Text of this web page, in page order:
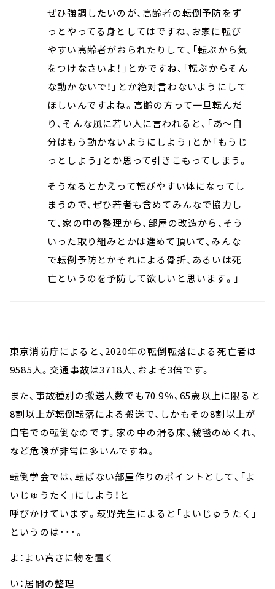
ぜひ強調したいのが、高齢者の転倒予防をず
っとやってる身としてはですね、お家に転び
やすい高齢者がおられたりして、「転ぶから気
をつけなさいよ！」とかですね、「転ぶからそん
な動かないで！」とか絶対言わないようにして
ほしいんですよね。高齢の方って一旦転んだ
り、そんな風に若い人に言われると、「あ～自
分はもう動かないようにしよう」とか「もうじ
っとしよう」とか思って引きこもってしまう。
そうなるとかえって転びやすい体になってし
まうので、ぜひ若者も含めてみんなで協力し
て、家の中の整理から、部屋の改造から、そう
いった取り組みとかは進めて頂いて、みんな
で転倒予防とかそれによる骨折、あるいは死
亡というのを予防して欲しいと思います。」
東京消防庁によると、2020年の転倒転落による死亡者は
9585人。交通事故は3718人、およそ3倍です。
また、事故種別の搬送人数でも70.9％、65歳以上に限ると
8割以上が転倒転落による搬送で、しかもその8割以上が
自宅での転倒なのです。家の中の滑る床、絨毯のめくれ、
など危険が非常に多いんですね。
転倒学会では、転ばない部屋作りのポイントとして、「よ
いじゅうたく」にしよう！と
呼びかけています。萩野先生によると「よいじゅうたく」
というのは・・・。
よ：よい高さに物を置く
い：居間の整理